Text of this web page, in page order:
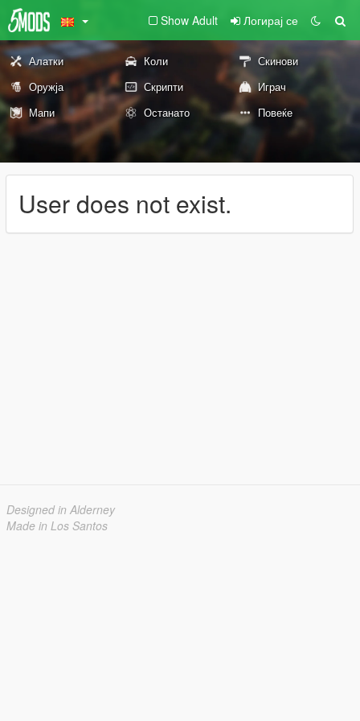
Show Adult Логирај се
Алатки Коли
Скинови
Оружја
Скрипти
Играч
Мапи
Останато Повеќе
User does not exist.
Designed in Alderney
Made in Los Santos